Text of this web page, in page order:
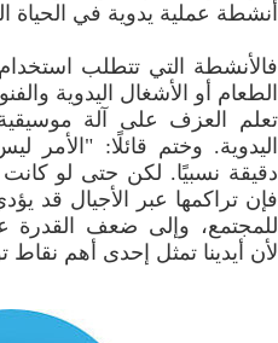
أنشطة عملية يدوية في الحياة
فالأنشطة التي تتطلب
الطعام أو الأشغال اليدوية
تعلم العزف على آلة
اليدوية. وختم قائلًا: "الأمر
دقيقة نسبيًا. لكن حتى لو
فإن تراكمها عبر الأجيال قد
للمجتمع، وإلى ضعف القدرة
لأن أيدينا تمثل إحدى أهم نقاط